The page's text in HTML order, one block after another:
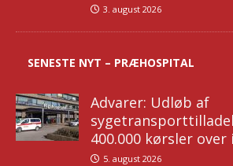
3. august 2026
SENESTE NYT – PRÆHOSPITAL
Advarer: Udløb af
400.000 kørsler
5. august 2026